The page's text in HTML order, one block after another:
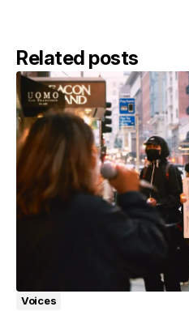
Related posts
Voices